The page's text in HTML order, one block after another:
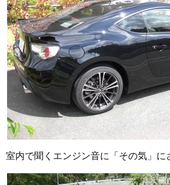
室内で聞くエンジン音に「その気」に